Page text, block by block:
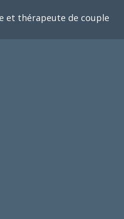
et thérapeute de couple